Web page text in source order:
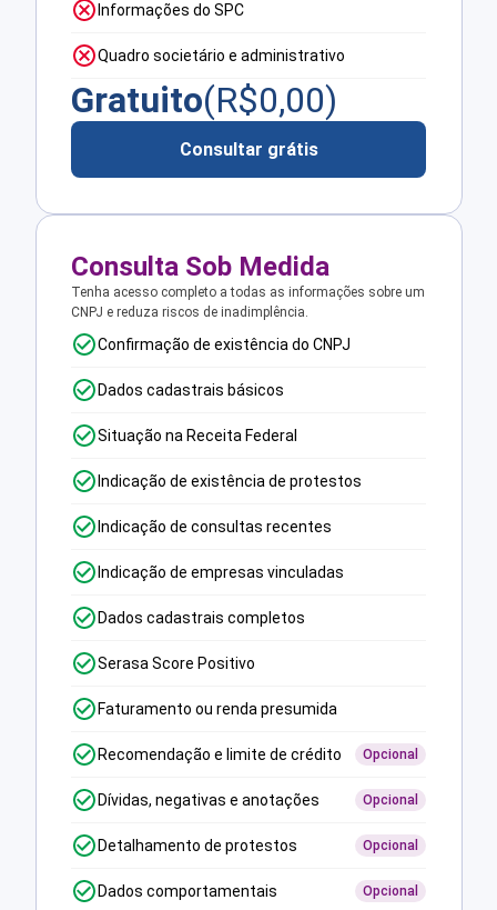
Informações do SPC
Quadro societário e administrativo
Gratuito(R$0,00)
Consultar grátis
Consulta Sob Medida
Tenha acesso completo a todas as informações sobre um
CNPJ e reduza riscos de inadimplência.
Confirmação de existência do CNPJ
Dados cadastrais básicos
Situação na Receita Federal
Indicação de existência de protestos
Indicação de consultas recentes
Indicação de empresas vinculadas
Dados cadastrais completos
Serasa Score Positivo
Faturamento ou renda presumida
Recomendação e limite de crédito Opcional
Dívidas, negativas e anotações Opcional
Detalhamento de protestos Opcional
Dados comportamentais Opcional